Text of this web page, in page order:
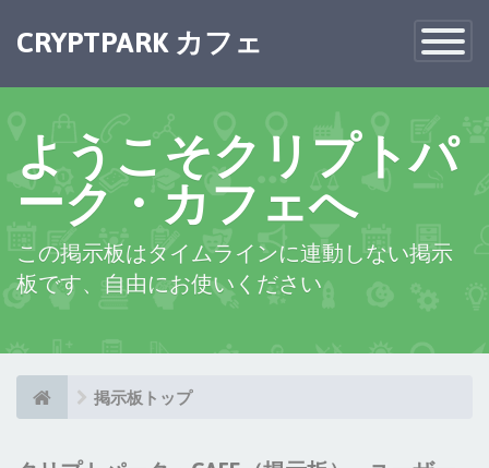
Toggle
CRYPTPARK カフェ ×
ようこそクリプトパ
ーク・カフェへ
この掲示板はタイムラインに連動しない掲示
板です、自由にお使いください
掲示板トップ